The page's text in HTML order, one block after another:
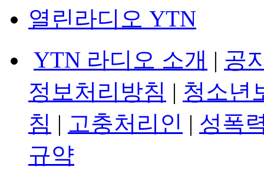
열린라디오 YTN
YTN 라디오 소개 | 공
정보처리방침 | 청소년
침 | 고충처리인 | 성폭
규약